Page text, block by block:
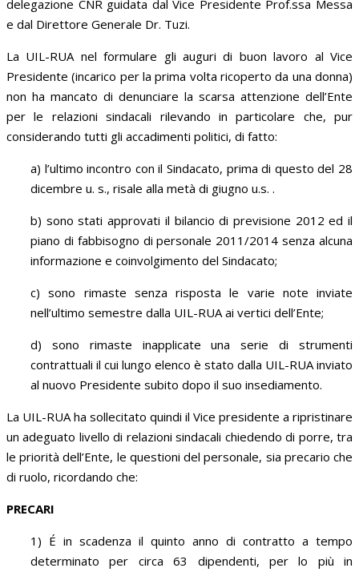
delegazione CNR guidata dal Vice Presidente Prof.ssa Messa
e dal Direttore Generale Dr. Tuzi.
La UIL-RUA nel formulare gli auguri di buon lavoro al Vice
Presidente (incarico per la prima volta ricoperto da una donna)
non ha mancato di denunciare la scarsa attenzione dell’Ente
per le relazioni sindacali rilevando in particolare che, pur
considerando tutti gli accadimenti politici, di fatto:
a) l’ultimo incontro con il Sindacato, prima di questo del 28
dicembre u. s., risale alla metà di giugno u.s. .
b) sono stati approvati il bilancio di previsione 2012 ed il
piano di fabbisogno di personale 2011/2014 senza alcuna
informazione e coinvolgimento del Sindacato;
c) sono rimaste senza risposta le varie note inviate
nell’ultimo semestre dalla UIL-RUA ai vertici dell’Ente;
d) sono rimaste inapplicate una serie di strumenti
contrattuali il cui lungo elenco è stato dalla UIL-RUA inviato
al nuovo Presidente subito dopo il suo insediamento.
La UIL-RUA ha sollecitato quindi il Vice presidente a ripristinare
un adeguato livello di relazioni sindacali chiedendo di porre, tra
le priorità dell’Ente, le questioni del personale, sia precario che
di ruolo, ricordando che:
PRECARI
1) É in scadenza il quinto anno di contratto a tempo
determinato per circa 63 dipendenti, per lo più in